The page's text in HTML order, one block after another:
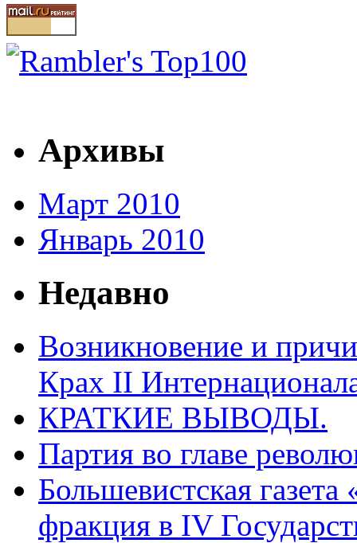
Архивы
Март 2010
Январь 2010
Недавно
Возникновение и
Крах II
КРАТКИЕ ВЫВОДЫ.
Партия во главе
Большевистская
фракция в IV